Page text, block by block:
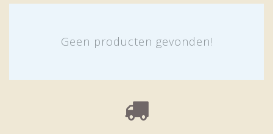
Geen producten gevonden!